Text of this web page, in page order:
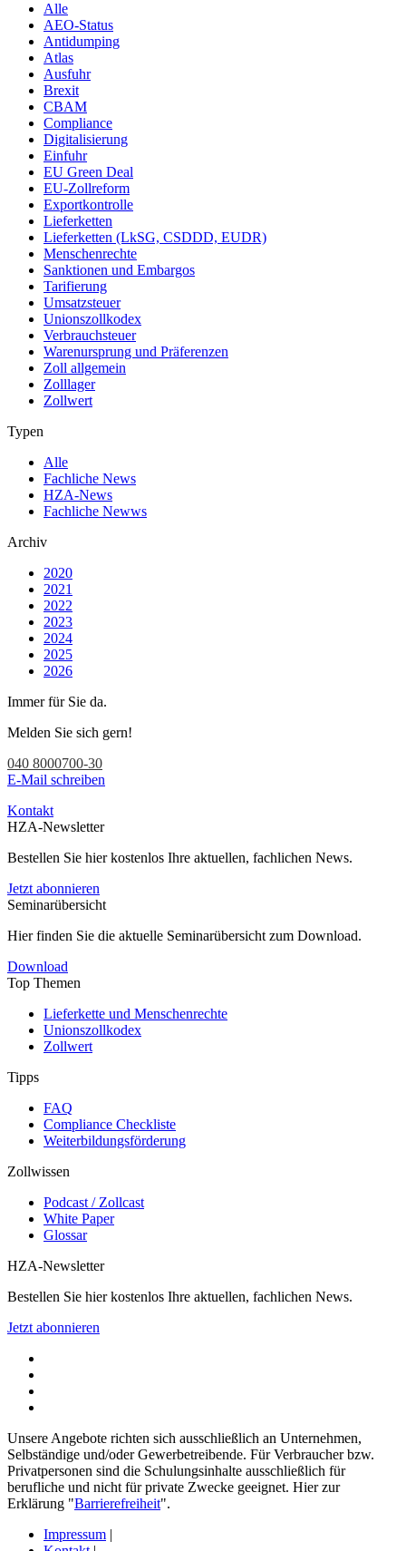
Alle
AEO-Status
Antidumping
Atlas
Ausfuhr
Brexit
CBAM
Compliance
Digitalisierung
Einfuhr
EU Green Deal
EU-Zollreform
Exportkontrolle
Lieferketten
Lieferketten (LkSG, CSDDD, EUDR)
Menschenrechte
Sanktionen und Embargos
Tarifierung
Umsatzsteuer
Unionszollkodex
Verbrauchsteuer
Warenursprung und Präferenzen
Zoll allgemein
Zolllager
Zollwert
Typen
Alle
Fachliche News
HZA-News
Fachliche Newws
Archiv
2020
2021
2022
2023
2024
2025
2026
Immer für Sie da.
Melden Sie sich gern!
040 8000700-30
E-Mail schreiben
Kontakt
HZA-Newsletter
Bestellen Sie hier kostenlos Ihre aktuellen, fachlichen News.
Jetzt abonnieren
Seminarübersicht
Hier finden Sie die aktuelle Seminarübersicht zum Download.
Download
Top Themen
Lieferkette und Menschenrechte
Unionszollkodex
Zollwert
Tipps
FAQ
Compliance Checkliste
Weiterbildungsförderung
Zollwissen
Podcast / Zollcast
White Paper
Glossar
HZA-Newsletter
Bestellen Sie hier kostenlos Ihre aktuellen, fachlichen News.
Jetzt abonnieren
Unsere Angebote richten sich ausschließlich an Unternehmen,
Selbständige und/oder Gewerbetreibende. Für Verbraucher bzw.
Privatpersonen sind die Schulungsinhalte ausschließlich für
berufliche und nicht für private Zwecke geeignet. Hier zur
Erklärung "Barrierefreiheit".
Impressum |